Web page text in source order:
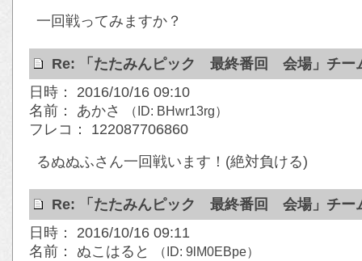
一回戦ってみますか？
Re: 「たたみんピック 最終番回 会場」チー
日時： 2016/10/16 09:10
名前： あかさ
（ID: BHwr13rg）
フレコ： 122087706860
るぬぬふさん一回戦います！(絶対負ける)
Re: 「たたみんピック 最終番回 会場」チー
日時： 2016/10/16 09:11
名前： ぬこはると
（ID: 9lM0EBpe）